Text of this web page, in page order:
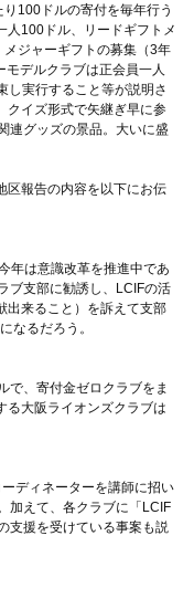
100ドルの寄付を毎年行う
人100ドル、リードギフトメ
ジャーギフトの募集（3年
デルクラブは正会員一人
し実行すること等が説明さ
クイズ形式で矢継ぎ早に参
連グッズの景品。大いに盛
区報告の内容を以下にお伝
年は意識改革を推進中であ
ブ支部に勧誘し、LCIFの活
出来ること）を訴えて支部
なるだろう。
で、寄付金ゼロクラブをま
る大阪ライオンズクラブは
ディネーターを講師に招い
加えて、各クラブに「LCIF
支援を受けている事案も説